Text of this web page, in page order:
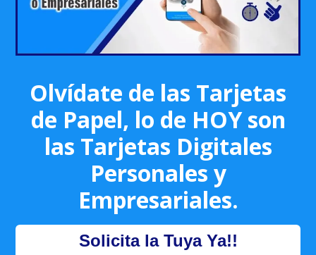
Olvídate de las Tarjetas
de Papel, lo de HOY son
las Tarjetas Digitales
Personales y
Empresariales.
Solicita la Tuya Ya!!